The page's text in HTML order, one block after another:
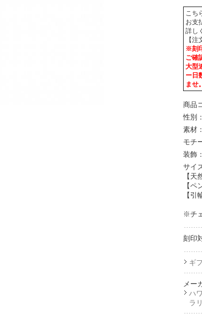
こち
お支
詳し
【
※刻
ご確
大型
ー日
ませ。
商品
性別：
素材：
モチ
装飾：
サイ
【
【
【引
※チ
刻印
ギ
メー
ハ
ラ